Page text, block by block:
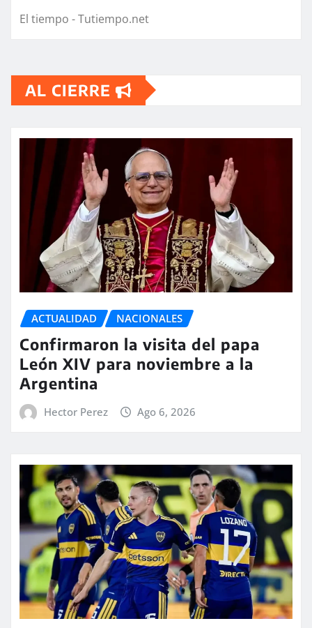
El tiempo - Tutiempo.net
AL CIERRE
ACTUALIDAD NACIONALES
Confirmaron la visita del papa
León XIV para noviembre a la
Argentina
Hector Perez Ago 6, 2026